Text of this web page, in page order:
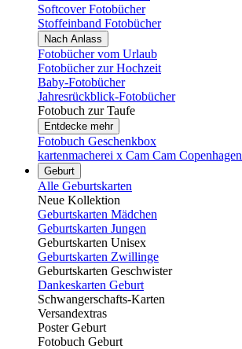
Softcover Fotobücher
Stoffeinband Fotobücher
Nach Anlass
Fotobücher vom Urlaub
Fotobücher zur Hochzeit
Baby-Fotobücher
Jahresrückblick-Fotobücher
Fotobuch zur Taufe
Entdecke mehr
Fotobuch Geschenkbox
kartenmacherei x Cam Cam Copenhagen
Geburt
Alle Geburtskarten
Neue Kollektion
Geburtskarten Mädchen
Geburtskarten Jungen
Geburtskarten Unisex
Geburtskarten Zwillinge
Geburtskarten Geschwister
Dankeskarten Geburt
Schwangerschafts-Karten
Versandextras
Poster Geburt
Fotobuch Geburt